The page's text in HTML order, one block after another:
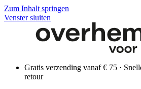
Zum Inhalt springen
Venster sluiten
Gratis verzending vanaf € 75 ·
retour